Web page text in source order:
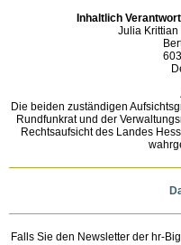
Inhaltlich
Julia
Die beiden zuständigen
Rundfunkrat und der
Rechtsaufsicht des Landes
Falls Sie den Newsletter der hr-